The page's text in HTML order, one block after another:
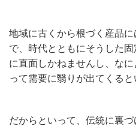
地域に古くから根づく産品
で、時代とともにそうした
に直面しかねませんし、な
って需要に翳りが出てくると
だからといって、伝統に裏